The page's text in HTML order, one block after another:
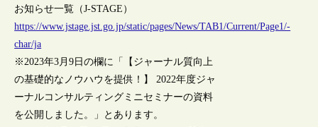
お知らせ一覧（J-STAGE）
https://www.jstage.jst.go.jp/static/pages/News/TAB1/Current/Page1/-
char/ja
※2023年3月9日の欄に「【ジャーナル質向上
の基礎的なノウハウを提供！】 2022年度ジャ
ーナルコンサルティングミニセミナーの資料
を公開しました。」とあります。